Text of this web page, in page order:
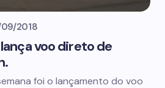
2018
voo direto de
foi o lançamento do voo